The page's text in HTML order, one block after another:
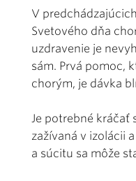
V
Svetového dňa
uzdravenie je
sám. Prvá pomoc,
chorým, je dávka
Je potrebné kráčať
zažívaná v izolácii
a súcitu sa môže